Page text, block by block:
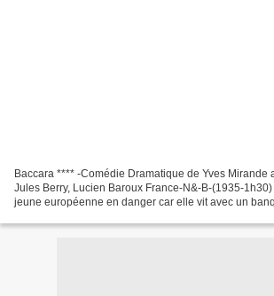
Baccara **** -Comédie Dramatique de Yves Mirande
Jules Berry, Lucien Baroux France-N&-B-(1935-
jeune européenne en danger car elle vit avec un